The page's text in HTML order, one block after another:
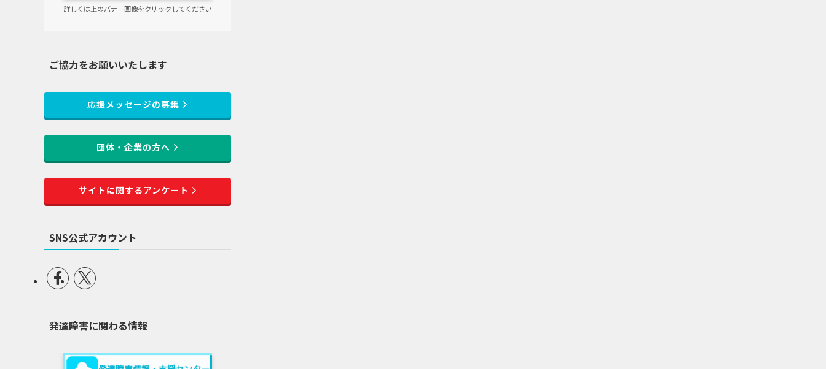
詳しくは上のバナー画像をクリックしてください
ご協力をお願いいたします
応援メッセージの募集
団体・企業の方へ
サイトに関するアンケート
SNS公式アカウント
発達障害に関わる情報